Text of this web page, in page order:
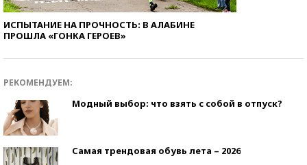
ИСПЫТАНИЕ НА ПРОЧНОСТЬ: В АЛАБИНЕ
ПРОШЛА «ГОНКА ГЕРОЕВ»
РЕКОМЕНДУЕМ:
Модный выбор: что взять с собой в отпуск?
Самая трендовая обувь лета – 2026